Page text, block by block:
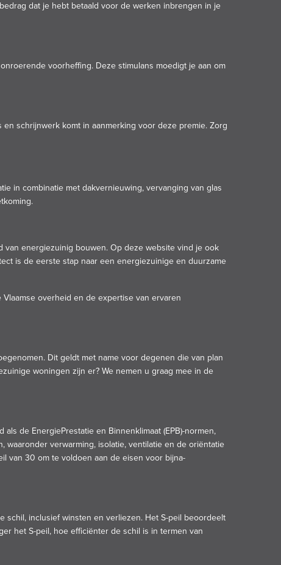
dat je hebt betaald voor de werken inbrengen in je
voorheffing. Deze stimulans moedigt je aan om
schrijnwerk komt in aanmerking voor deze premie. Zorg
in combinatie met dakvernieuwing, vervanging van glas
energiezuinig bouwen. Op deze website vind je ook
is de eerste stap naar een energiezuinige en duurzame
overheid en de expertise van ervaren
Dit geldt met name voor degenen die van plan
woningen zijn er? We nemen u graag mee in de
de EnergiePrestatie en Binnenklimaat (EPB)-normen,
verwarming, isolatie, ventilatie en de oriëntatie
van 30 om te voldoen aan de eisen voor bijna-
schil, inclusief winsten en verliezen. Het S-peil beoordeelt
het S-peil, hoe efficiënter de schil is in termen van